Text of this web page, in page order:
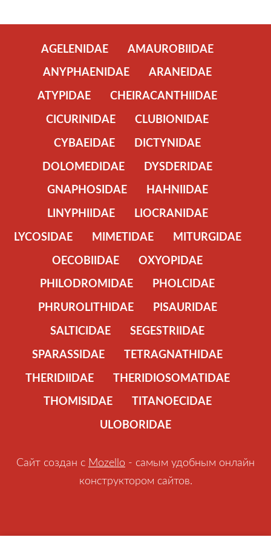
AGELENIDAE
AMAUROBIIDAE
ANYPHAENIDAE
ARANEIDAE
ATYPIDAE
CHEIRACANTHIIDAE
CICURINIDAE
CLUBIONIDAE
CYBAEIDAE
DICTYNIDAE
DOLOMEDIDAE
DYSDERIDAE
GNAPHOSIDAE
HAHNIIDAE
LINYPHIIDAE
LIOCRANIDAE
LYCOSIDAE
MIMETIDAE
MITURGIDAE
OECOBIIDAE
OXYOPIDAE
PHILODROMIDAE
PHOLCIDAE
PHRUROLITHIDAE
PISAURIDAE
SALTICIDAE
SEGESTRIIDAE
SPARASSIDAE
TETRAGNATHIDAE
THERIDIIDAE
THERIDIOSOMATIDAE
THOMISIDAE
TITANOECIDAE
ULOBORIDAE
Сайт создан с Mozello - самым удобным онлайн
конструктором сайтов.